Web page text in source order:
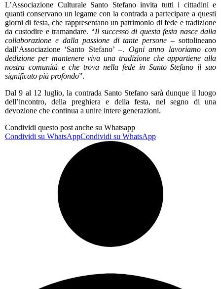
L’Associazione Culturale Santo Stefano invita tutti i cittadini e
quanti conservano un legame con la contrada a partecipare a questi
giorni di festa, che rappresentano un patrimonio di fede e tradizione
da custodire e tramandare. “Il successo di questa festa nasce dalla
collaborazione e dalla passione di tante persone – sottolineano
dall’Associazione ‘Santo Stefano’ –. Ogni anno lavoriamo con
dedizione per mantenere viva una tradizione che appartiene alla
nostra comunità e che trova nella fede in Santo Stefano il suo
significato più profondo”.
Dal 9 al 12 luglio, la contrada Santo Stefano sarà dunque il luogo
dell’incontro, della preghiera e della festa, nel segno di una
devozione che continua a unire intere generazioni.
Condividi questo post anche su Whatsapp
Condividi su WhatsAppCondividi su WhatsApp